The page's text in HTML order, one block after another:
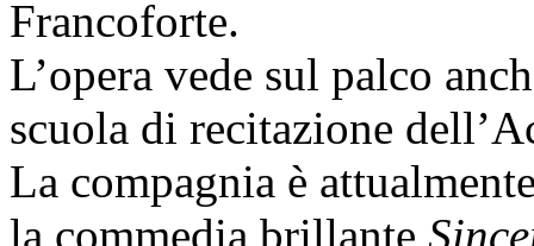
Francoforte.
L’opera vede sul palco
scuola di recitazione
La compagnia è
la commedia brillante